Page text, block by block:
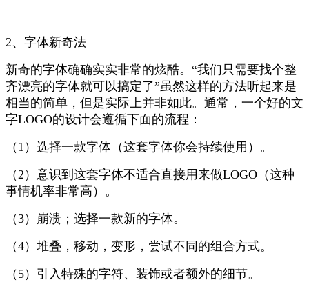
2、字体新奇法
新奇的字体确确实实非常的炫酷。“我们只需要找个整
齐漂亮的字体就可以搞定了”虽然这样的方法听起来是
相当的简单，但是实际上并非如此。通常，一个好的文
字LOGO的设计会遵循下面的流程：
（1）选择一款字体（这套字体你会持续使用）。
（2）意识到这套字体不适合直接用来做LOGO（这种
事情机率非常高）。
（3）崩溃；选择一款新的字体。
（4）堆叠，移动，变形，尝试不同的组合方式。
（5）引入特殊的字符、装饰或者额外的细节。